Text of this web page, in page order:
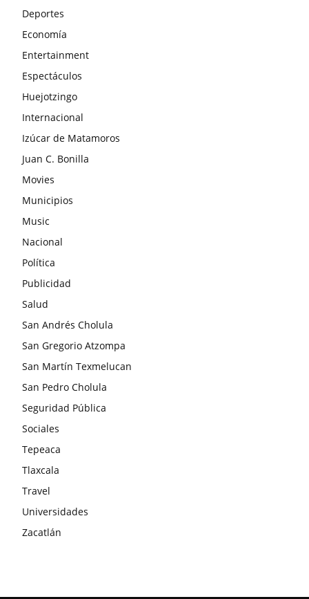
Deportes
Economía
Entertainment
Espectáculos
Huejotzingo
Internacional
Izúcar de Matamoros
Juan C. Bonilla
Movies
Municipios
Music
Nacional
Política
Publicidad
Salud
San Andrés Cholula
San Gregorio Atzompa
San Martín Texmelucan
San Pedro Cholula
Seguridad Pública
Sociales
Tepeaca
Tlaxcala
Travel
Universidades
Zacatlán